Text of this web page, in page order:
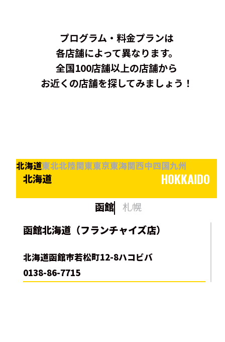
プログラム・料金プランは
各店舗によって異なります。
全国100店舗以上の店舗から
お近くの店舗を探してみましょう！
北海道東北北陸関東東京東海関西中四国九州
北海道 HOKKAIDO
函館
札幌
函館北海道（フランチャイズ店）
北海道函館市若松町12-8ハコビバ
0138-86-7715